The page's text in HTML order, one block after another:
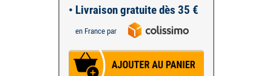
• Livraison gratuite dès 35 €
en France par